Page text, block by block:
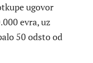
ugovor
evra, uz
50 odsto od